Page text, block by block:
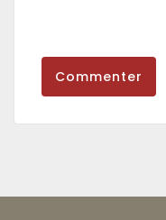
Commenter